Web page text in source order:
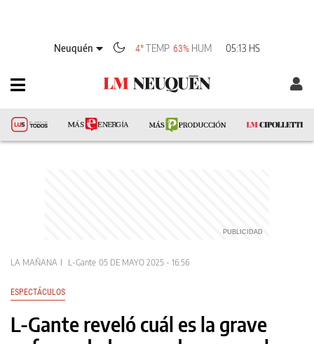
Neuquén 4° TEMP 63% HUM 05:13 HS
LA MAÑANA L-Gante 05 DE MAYO 2025 - 16:56
ESPECTÁCULOS
L-Gante reveló cuál es la grave